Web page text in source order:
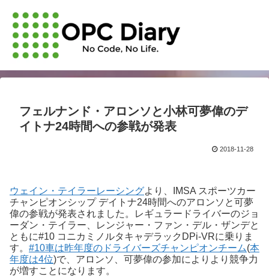
フェルナンド・アロンソと小林可夢偉のデ
イトナ24時間への参戦が発表
2018-11-28
ウェイン・テイラーレーシングより、IMSA スポーツカー
チャンピオンシップ デイトナ24時間へのアロンソと可夢
偉の参戦が発表されました。レギュラードライバーのジョ
ーダン・テイラー、レンジャー・ファン・デル・ザンデと
ともに#10 コニカミノルタキャデラックDPi-VRに乗りま
す。 #10車は昨年度のドライバーズチャンピオンチーム(本
年度は4位)で、アロンソ、可夢偉の参加によりより競争力
が増すことになります。